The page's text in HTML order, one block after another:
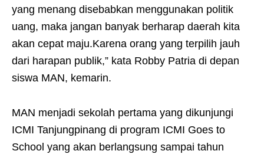
yang menang disebabkan menggunakan politik
uang, maka jangan banyak berharap daerah kita
akan cepat maju.Karena orang yang terpilih jauh
dari harapan publik,” kata Robby Patria di depan
siswa MAN, kemarin.
MAN menjadi sekolah pertama yang dikunjungi
ICMI Tanjungpinang di program ICMI Goes to
School yang akan berlangsung sampai tahun